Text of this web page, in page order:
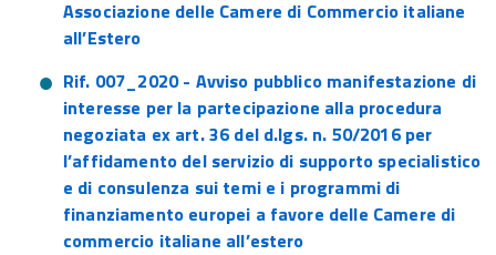
Associazione delle Camere di Commercio italiane
all’Estero
Rif. 007_2020 - Avviso pubblico manifestazione di
interesse per la partecipazione alla procedura
negoziata ex art. 36 del d.lgs. n. 50/2016 per
l’affidamento del servizio di supporto specialistico
e di consulenza sui temi e i programmi di
finanziamento europei a favore delle Camere di
commercio italiane all’estero